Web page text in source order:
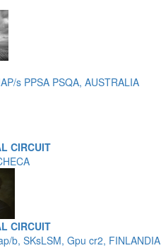
s PPSA PSQA, AUSTRALIA
CIRCUIT
CIRCUIT
b, SKsLSM, Gpu cr2, FINLANDIA